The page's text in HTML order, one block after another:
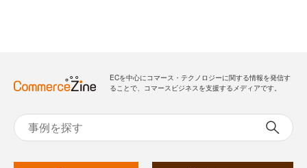
ECを中心にコマース・テクノロジーに関する情報を発信す
ることで、コマースビジネスを支援するメディアです。